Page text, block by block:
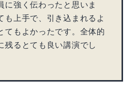
に強く伝わったと思いま
も上手で、引き込まれるよ
てもよかったです。全体的
残るとても良い講演でし